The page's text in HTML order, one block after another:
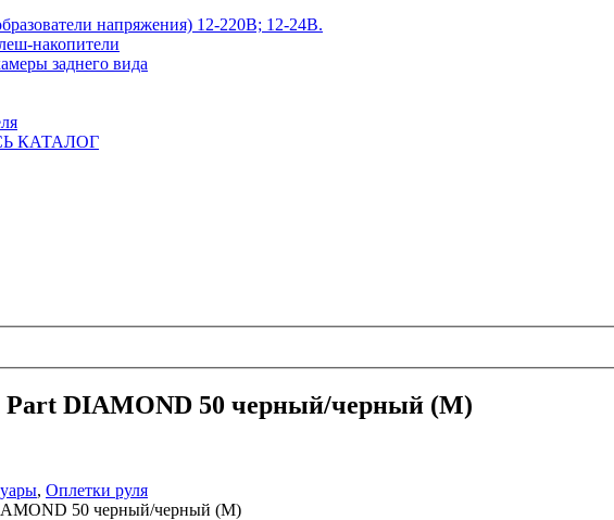
напряжения) 12-220В; 12-24В.
накопители
заднего вида
КАТАЛОГ
Part DIAMOND 50 черный/черный (M)
, Оплетки руля
50 черный/черный (M)